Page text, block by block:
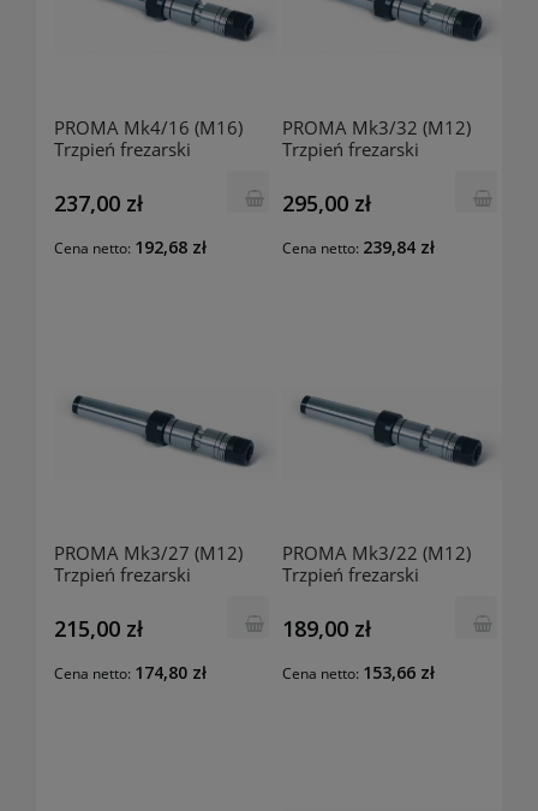
PROMA Mk4/16 (M16)
Trzpień frezarski
237,00 zł
Cena netto: 192,68 zł
PROMA Mk3/32 (M12)
Trzpień frezarski
295,00 zł
Cena netto: 239,84 zł
PROMA Mk3/27 (M12)
Trzpień frezarski
215,00 zł
Cena netto: 174,80 zł
PROMA Mk3/22 (M12)
Trzpień frezarski
189,00 zł
Cena netto: 153,66 zł